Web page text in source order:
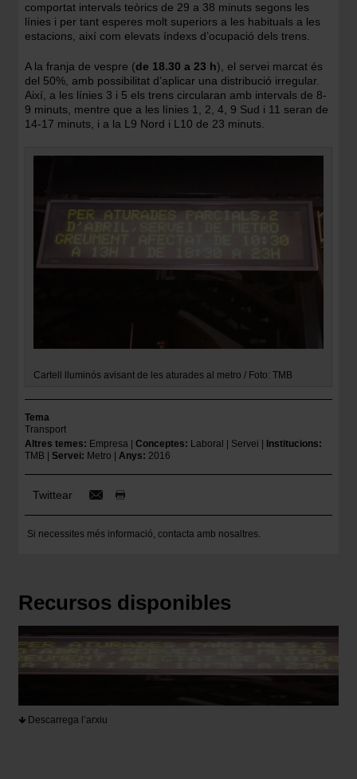
comportat intervals teòrics de 29 a 38 minuts segons les
línies i per tant esperes molt superiors a les habituals a les
estacions, així com elevats índexs d’ocupació dels trens.
A la franja de vespre (de 18.30 a 23 h), el servei marcat és
del 50%, amb possibilitat d’aplicar una distribució irregular.
Així, a les línies 3 i 5 els trens circularan amb intervals de 8-
9 minuts, mentre que a les línies 1, 2, 4, 9 Sud i 11 seran de
14-17 minuts, i a la L9 Nord i L10 de 23 minuts.
Imatge
Cartell lluminós avisant de les aturades al metro / Foto: TMB
Tema
Transport
Altres temes
Empresa Conceptes Laboral Servei
Institucions
TMB
Servei Metro Anys 2016
Twittear
Si necessites més informació, contacta amb nosaltres.
Recursos disponibles
Descarrega l’arxiu